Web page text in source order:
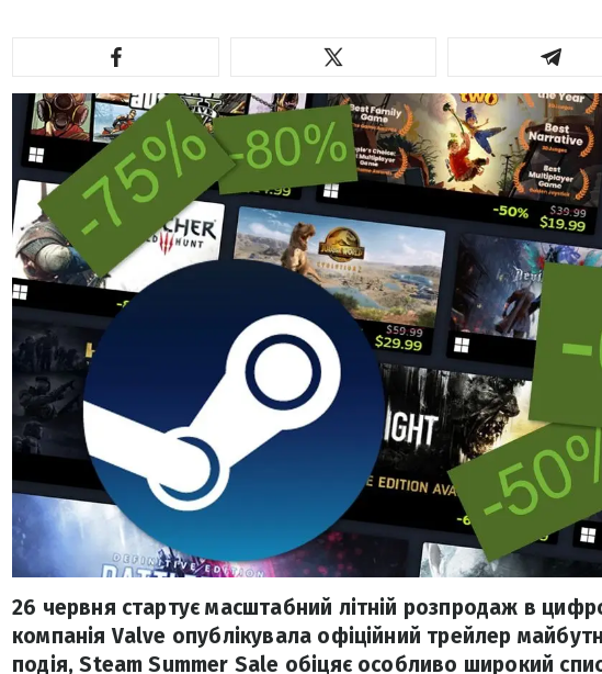
26 червня стартує масштабний літній розпродаж в
компанія Valve опублікувала офіційний трейлер
подія, Steam Summer Sale обіцяє особливо широкий